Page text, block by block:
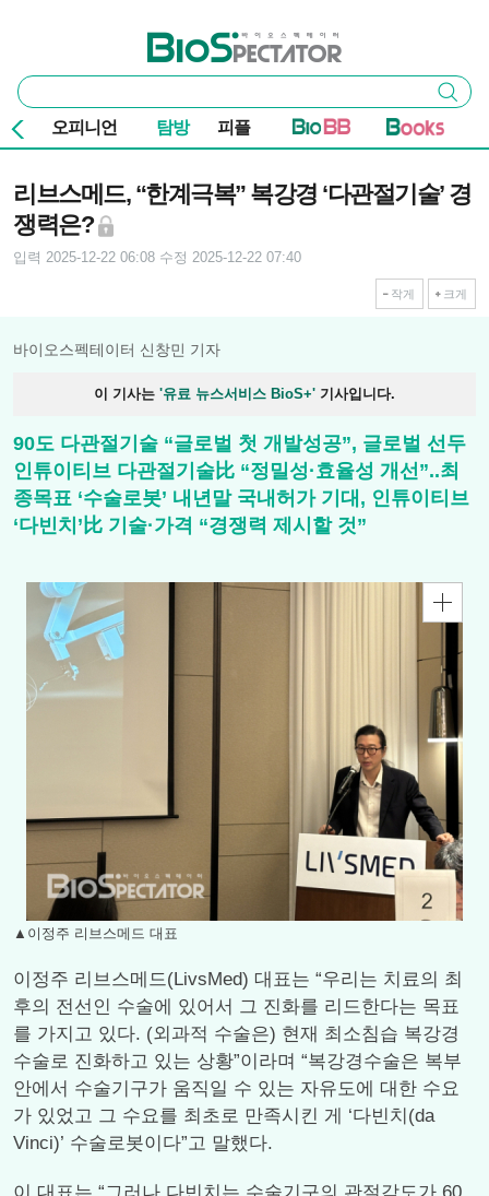
바이오스펙테이터
통
합
검
색
검색
오피니언 탐방 피플
리브스메드, “한계극복” 복강경 ‘다관절기술’ 경
쟁력은?
입력 2025-12-22 06:08 수정 2025-12-22 07:40
작게 크게
바이오스펙테이터 신창민 기자
이 기사는 '유료 뉴스서비스 BioS+' 기사입니다.
90도 다관절기술 “글로벌 첫 개발성공”, 글로벌 선두
인튜이티브 다관절기술比 “정밀성·효율성 개선”..최
종목표 ‘수술로봇’ 내년말 국내허가 기대, 인튜이티브
‘다빈치’比 기술·가격 “경쟁력 제시할 것”
▲이정주 리브스메드 대표
이정주 리브스메드(LivsMed) 대표는 “우리는 치료의 최
후의 전선인 수술에 있어서 그 진화를 리드한다는 목표
를 가지고 있다. (외과적 수술은) 현재 최소침습 복강경
수술로 진화하고 있는 상황”이라며 “복강경수술은 복부
안에서 수술기구가 움직일 수 있는 자유도에 대한 수요
가 있었고 그 수요를 최초로 만족시킨 게 ‘다빈치(da
Vinci)’ 수술로봇이다”고 말했다.